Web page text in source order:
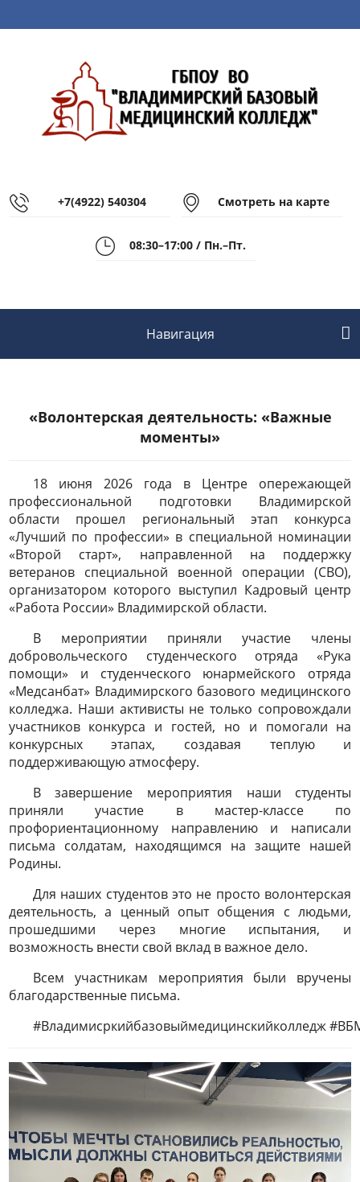
+7(4922) 540304 Смотреть на карте
08:30–17:00 / Пн.–Пт.
Навигация
«Волонтерская деятельность: «Важные
моменты»
18 июня 2026 года в Центре опережающей
профессиональной подготовки Владимирской
области прошел региональный этап конкурса
«Лучший по профессии» в специальной номинации
«Второй старт», направленной на поддержку
ветеранов специальной военной операции (СВО),
организатором которого выступил Кадровый центр
«Работа России» Владимирской области.
В мероприятии приняли участие члены
добровольческого студенческого отряда «Рука
помощи» и студенческого юнармейского отряда
«Медсанбат» Владимирского базового медицинского
колледжа. Наши активисты не только сопровождали
участников конкурса и гостей, но и помогали на
конкурсных этапах, создавая теплую и
поддерживающую атмосферу.
В завершение мероприятия наши студенты
приняли участие в мастер-классе по
профориентационному направлению и написали
письма солдатам, находящимся на защите нашей
Родины.
Для наших студентов это не просто волонтерская
деятельность, а ценный опыт общения с людьми,
прошедшими через многие испытания, и
возможность внести свой вклад в важное дело.
Всем участникам мероприятия были вручены
благодарственные письма.
#Владимисркийбазовыймедицинскийколледж